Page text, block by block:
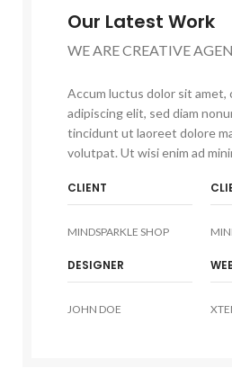
Our Latest Work
WE ARE CREATIVE
Accum luctus dolor sit
adipiscing elit, sed diam
tincidunt ut laoreet dolore
volutpat. Ut wisi enim ad
CLIENT
MINDSPARKLE SHOP
DESIGNER
JOHN DOE